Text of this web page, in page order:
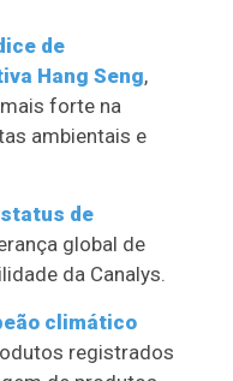
de
Hang Seng,
forte na
ambientais e
status de
global de
da Canalys.
climático
registrados